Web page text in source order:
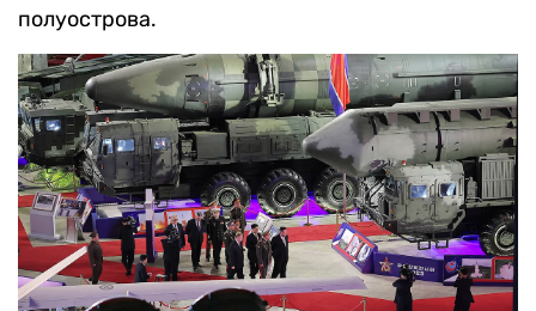
полуострова.